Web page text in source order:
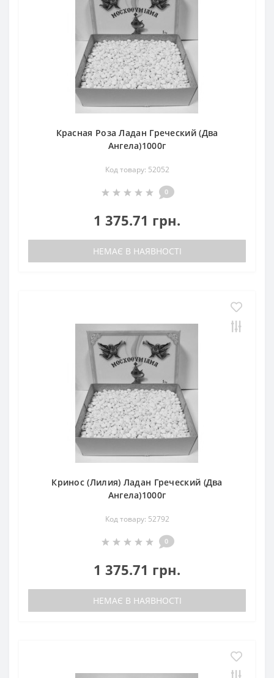
Красная Роза Ладан Греческий (Два
Ангела)1000г
Код товару: 52052
0
1 375.71 грн.
НЕМАЄ В НАЯВНОСТІ
Кринос (Лилия) Ладан Греческий (Два
Ангела)1000г
Код товару: 52792
0
1 375.71 грн.
НЕМАЄ В НАЯВНОСТІ